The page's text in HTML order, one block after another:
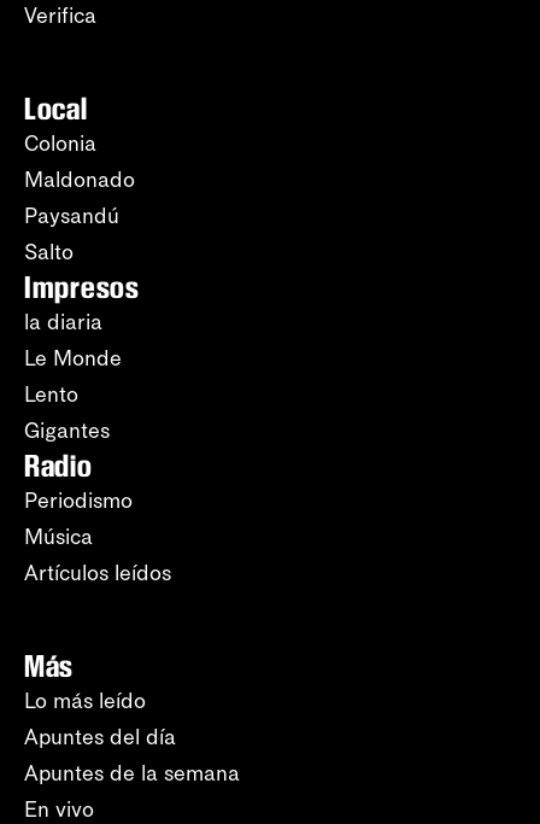
Verifica
Local
Colonia
Maldonado
Paysandú
Salto
Impresos
la diaria
Le Monde
Lento
Gigantes
Radio
Periodismo
Música
Artículos leídos
Más
Lo más leído
Apuntes del día
Apuntes de la semana
En vivo